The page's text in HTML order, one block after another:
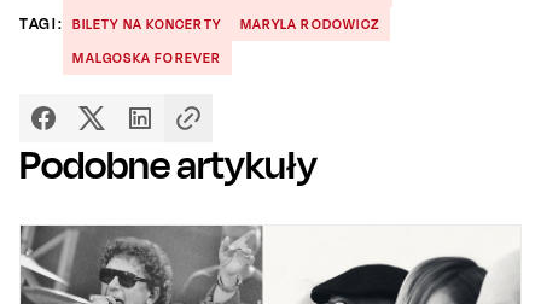
TAGI:
BILETY NA KONCERTY
MARYLA RODOWICZ
MALGOSKA FOREVER
Podobne artykuły